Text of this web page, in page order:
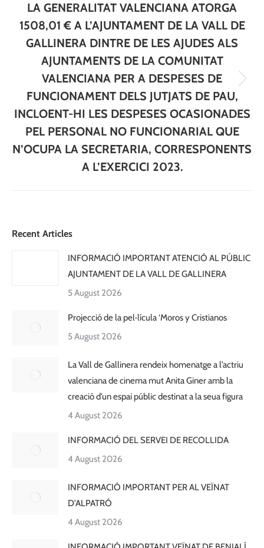
Next
post:
LA GENERALITAT VALENCIANA ATORGA
1508,01 € A L’AJUNTAMENT DE LA VALL DE
GALLINERA DINTRE DE LES AJUDES ALS
AJUNTAMENTS DE LA COMUNITAT
VALENCIANA PER A DESPESES DE
FUNCIONAMENT DELS JUTJATS DE PAU,
INCLOENT-HI LES DESPESES OCASIONADES
PEL PERSONAL NO FUNCIONARIAL QUE
N’OCUPA LA SECRETARIA, CORRESPONENTS
A L’EXERCICI 2023.
Recent Articles
INFORMACIÓ IMPORTANT ATENCIÓ AL PÚBLIC
AJUNTAMENT DE LA VALL DE GALLINERA
5 August 2026
Projecció de la pel·lícula ‘Moros y Cristianos
5 August 2026
La Vall de Gallinera rendeix homenatge a l’actriu
valenciana de cinema mut Anita Giner amb la
creació d’un espai públic destinat a la seua figura
4 August 2026
INFORMACIÓ DEL SERVEI DE RECOLLIDA
4 August 2026
INFORMACIÓ IMPORTANT PER AL VEÏNAT
D’ALPATRÓ
4 August 2026